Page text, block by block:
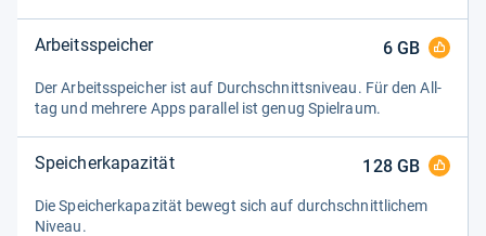
Arbeitsspeicher 6GB
Der Arbeitsspei­cher ist auf Durch­schnitts­ni­veau. Für den All­
tag und meh­rere Apps par­al­lel ist genug Spiel­raum.
Speicherkapazität 128GB
Die Spei­cher­ka­pa­zi­tät bewegt sich auf durch­schnitt­li­chem
Niveau.